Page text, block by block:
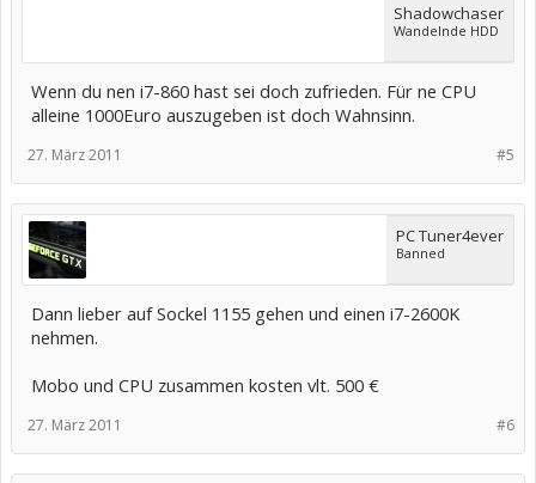
Shadowchaser
Wandelnde HDD
Wenn du nen i7-860 hast sei doch zufrieden. Für ne CPU
alleine 1000Euro auszugeben ist doch Wahnsinn.
#5
27. März 2011
PC Tuner4ever
Banned
Dann lieber auf Sockel 1155 gehen und einen i7-2600K
nehmen.
Mobo und CPU zusammen kosten vlt. 500 €
#6
27. März 2011